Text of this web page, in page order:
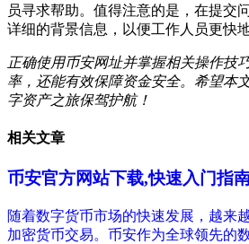
员寻求帮助。值得注意的是，在提交
详细的背景信息，以便工作人员更快
正确使用币安网址并掌握相关操作技
率，还能有效保障资金安全。希望本
字资产之旅保驾护航！
相关文章
币安官方网站下载,快速入门指
随着数字货币市场的快速发展，越来
加密货币交易。币安作为全球领先的